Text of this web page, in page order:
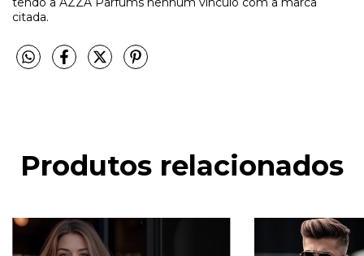
citada.
Produtos relacionados